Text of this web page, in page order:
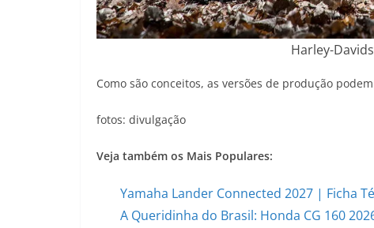
Harley-
Como são conceitos, as versões de produção
fotos: divulgação
Veja também os Mais Populares:
Yamaha Lander Connected 2027 | Ficha
A Queridinha do Brasil: Honda CG 160